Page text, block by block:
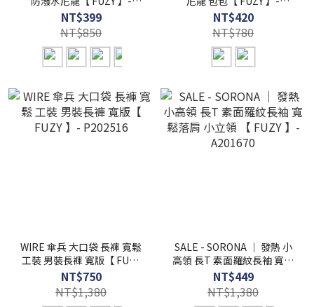
P202534
NT$399
NT$850
B205093
NT$420
NT$780
WIRE 傘兵 大口袋 長褲 寬鬆
工裝 男裝長褲 寬版【 FUZY
】- P202516
NT$750
NT$1,380
SALE - SORONA ｜ 發熱 小
高領 長T 素面羅紋長袖 寬鬆
落肩 小立領 【 FUZY 】-
A201670
NT$449
NT$1,380